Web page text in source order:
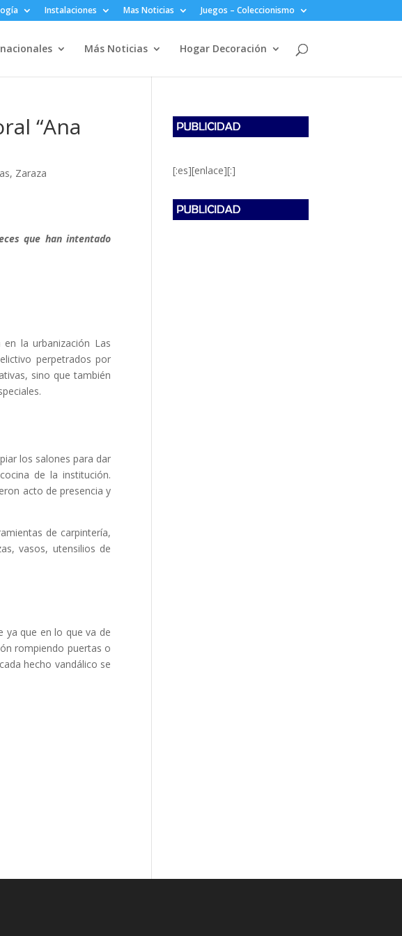
Instalaciones Mas Noticias Juegos – Coleccionismo
Más Noticias Hogar Decoración
“Ana
, Zaraza
que han intentado
en la urbanización Las
perpetrados por
sino que también
los salones para dar
de la institución.
acto de presencia y
de carpintería,
vasos, utensilios de
ya que en lo que va de
rompiendo puertas o
hecho vandálico se
[:es][enlace][:]